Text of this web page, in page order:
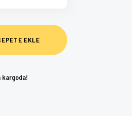
EKLE
kargoda!